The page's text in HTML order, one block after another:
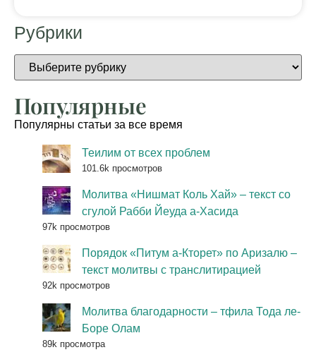
Рубрики
Популярные
Популярны статьи за все время
Теилим от всех проблем
101.6k просмотров
Молитва «Нишмат Коль Хай» – текст со
сгулой Рабби Йеуда а-Хасида
97k просмотров
Порядок «Питум а-Кторет» по Аризалю –
текст молитвы с транслитирацией
92k просмотров
Молитва благодарности – тфила Тода ле-
Боре Олам
89k просмотра